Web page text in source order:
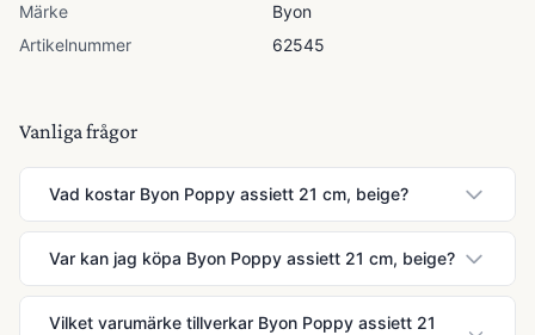
Märke
Byon
Artikelnummer
62545
Vanliga frågor
Vad kostar Byon Poppy assiett 21 cm, beige?
Var kan jag köpa Byon Poppy assiett 21 cm, beige?
Vilket varumärke tillverkar Byon Poppy assiett 21